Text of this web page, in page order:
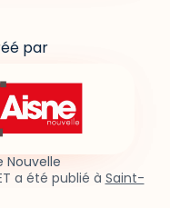
par
Nouvelle
a été publié à Saint-